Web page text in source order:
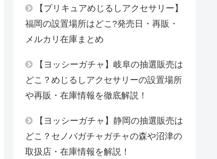
【プリキュアめじるしアクセサリー】
福岡の設置場所はどこ?発売日・再販・
メルカリ在庫まとめ
【ヨッシーガチャ】岐阜の抽選販売は
どこ？めじるしアクセサリーの設置場所
や再販・在庫情報を徹底解説！
【ヨッシーガチャ】静岡の抽選販売は
どこ？セノバガチャガチャの森や沼津の
取扱店・在庫情報を解説！